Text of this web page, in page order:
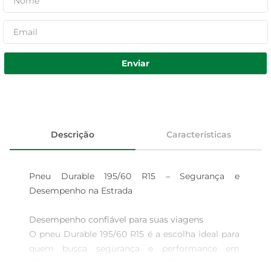
Enviar
Descrição Características
Pneu Durable 195/60 R15 – Segurança e
Desempenho na Estrada
Desempenho confiável para suas viagens
O pneu Durable 195/60 R15 é a escolha ideal para
quem busca segurança e performance em